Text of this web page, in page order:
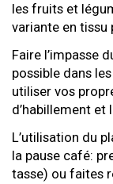
les fruits et
variante en tissu
Faire l’impasse
possible dans
utiliser vos
d’habillement et
L’utilisation du
la pause café:
tasse) ou faites